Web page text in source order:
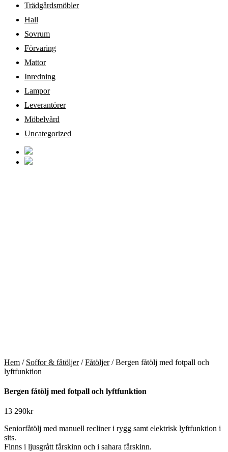
Trädgårdsmöbler
Hall
Sovrum
Förvaring
Mattor
Inredning
Lampor
Leverantörer
Möbelvård
Uncategorized
Hem / Soffor & fåtöljer/Fåtöljer/ Bergen fåtölj med fotpall och
lyftfunktion
Bergen fåtölj med fotpall och lyftfunktion
13 290kr
Seniorfåtölj med manuell recliner i rygg samt elektrisk lyftfunktion i
sits.
Finns i ljusgrått fårskinn och i sahara fårskinn.